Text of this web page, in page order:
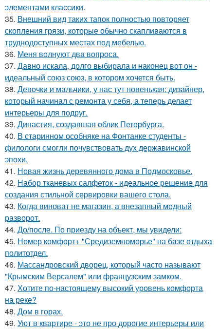
элементами классики.
35. Внешний вид таких тапок полностью повторяет
скопления грязи, которые обычно скапливаются в
труднодоступных местах под мебелью.
36. Меня волнуют два вопроса.
37. Давно искала, долго выбирала и наконец вот он -
идеальный союз союз, в котором хочется быть.
38. Девочки и мальчики, у нас тут новенькая: дизайнер,
который начинал с ремонта у себя, а теперь делает
интерьеры для подруг.
39. Династия, создавшая облик Петербурга.
40. В старинном особняке на Фонтанке студенты -
филологи смогли почувствовать дух державинской
эпохи.
41. Новая жизнь деревянного дома в Подмосковье.
42. Набор тканевых салфеток - идеальное решение для
создания стильной сервировки вашего стола.
43. Когда виноват не магазин, а внезапный модный
разворот.
44. До/после. По приезду на объект, мы увидели:
45. Номер комфорт+ "Средиземноморье" на базе отдыха
политотдел.
46. Массандровский дворец, который часто называют
"Крымским Версалем" или французским замком.
47. Хотите по-настоящему высокий уровень комфорта
на реке?
48. Дом в горах.
49. Уют в квартире - это не про дорогие интерьеры или